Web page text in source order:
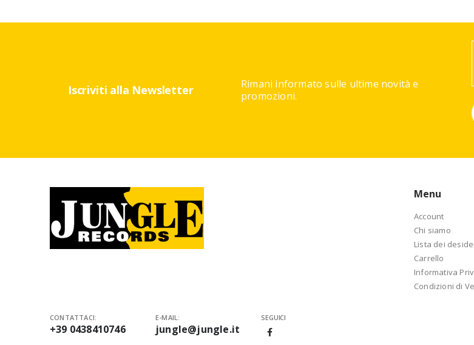
Iscriviti alla Newsletter
Rimani informato sulle ultime novità e
promozioni.
CONTATTACI:
+39 0438410746
E-MAIL:
jungle@jungle.it
SEGUICI
Menu
Account
Chi siamo
Lista dei
Carrello
Informativa
Condizioni di